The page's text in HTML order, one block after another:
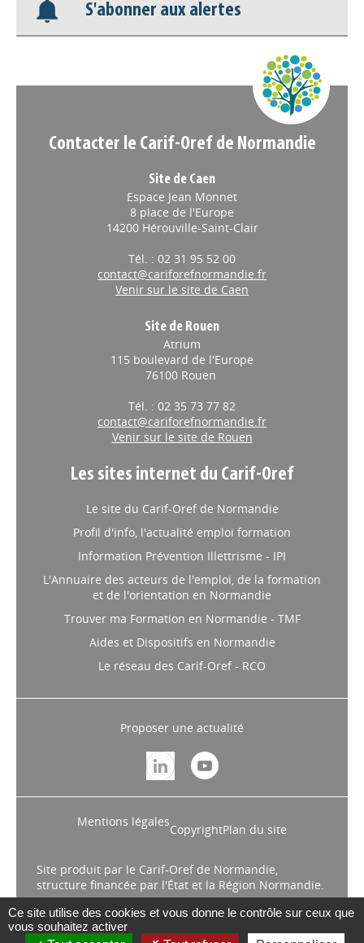
Appels à projets
S'abonner aux alertes
Contacter le Carif-Oref de Normandie
Site de Caen
Espace Jean Monnet
8 place de l'Europe
14200 Hérouville-Saint-Clair
Tél. : 02 31 95 52 00
contact@cariforefnormandie.fr
Venir sur le site de Caen
Site de Rouen
Atrium
115 boulevard de l'Europe
76100 Rouen
Tél. : 02 35 73 77 82
contact@cariforefnormandie.fr
Venir sur le site de Rouen
Les sites internet du Carif-Oref
Le site du Carif-Oref de Normandie
Profil d'info, l'actualité emploi formation
Information Prévention Illettrisme - IPI
L'Annuaire des acteurs de l'emploi, de la formation
et de l'orientation en Normandie
Trouver ma Formation en Normandie - TMF
Aides et Dispositifs en Normandie
Le réseau des Carif-Oref - RCO
Proposer une actualité
Mentions légales
CopyrightPlan du site
Site produit par le Carif-Oref de Normandie,
structure financée par l'État et la Région Normandie.
Ce site utilise des cookies et vous donne le contrôle sur ceux que
vous souhaitez activer